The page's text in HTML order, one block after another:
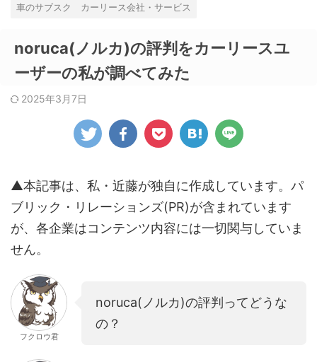
車のサブスク カーリース会社・サービス
noruca(ノルカ)の評判をカーリースユ
ーザーの私が調べてみた
2025年3月7日
▲本記事は、私・近藤が独自に作成しています。パ
ブリック・リレーションズ(PR)が含まれています
が、各企業はコンテンツ内容には一切関与していま
せん。
フクロウ君
noruca(ノルカ)の評判ってどうな
の？